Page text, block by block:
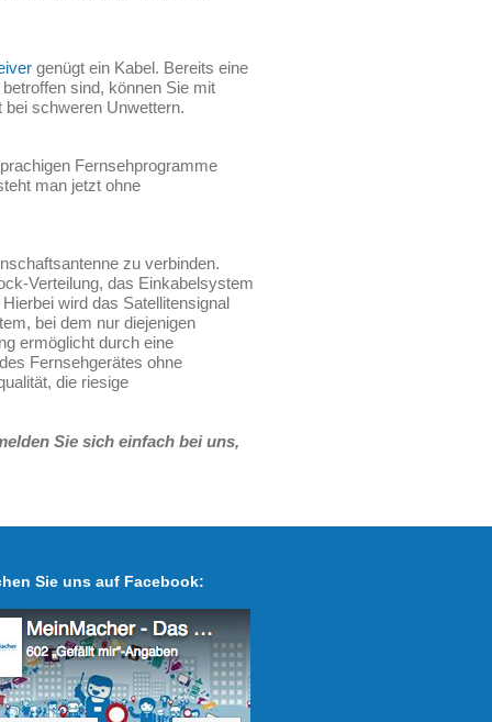
genügt ein Kabel. Bereits eine
sind, können Sie mit
schweren Unwettern.
Fernsehprogramme
man jetzt ohne
zu verbinden.
Verteilung, das Einkabelsystem
wird das Satellitensignal
bei dem nur diejenigen
ermöglicht durch eine
Fernsehgerätes ohne
die riesige
Sie sich einfach bei uns,
Sie uns auf Facebook: